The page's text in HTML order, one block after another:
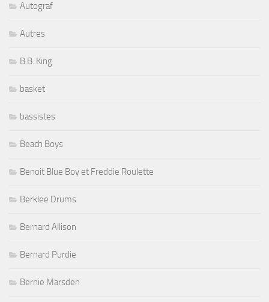
Autograf
Autres
B.B. King
basket
bassistes
Beach Boys
Benoit Blue Boy et Freddie Roulette
Berklee Drums
Bernard Allison
Bernard Purdie
Bernie Marsden